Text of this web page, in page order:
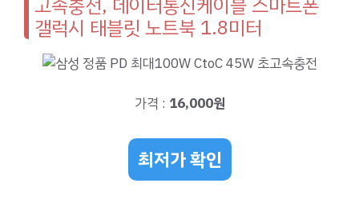
갤럭시 태블릿 노트북 1.8미터
가격 : 16,000원
최저가 확인